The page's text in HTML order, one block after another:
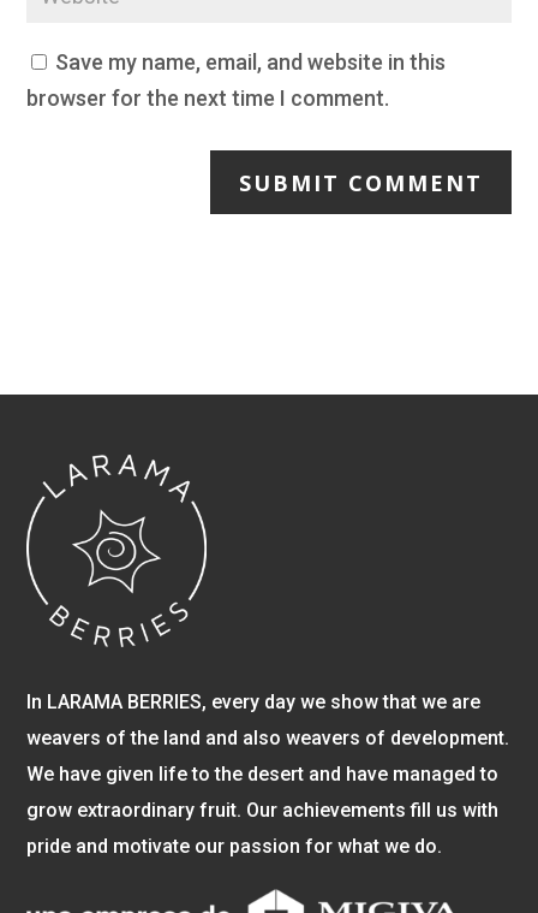
Save my name, email, and website in this
browser for the next time I comment.
SUBMIT COMMENT
In LARAMA BERRIES, every day we show that we are
weavers of the land and also weavers of development.
We have given life to the desert and have managed to
grow extraordinary fruit. Our achievements fill us with
pride and motivate our passion for what we do.